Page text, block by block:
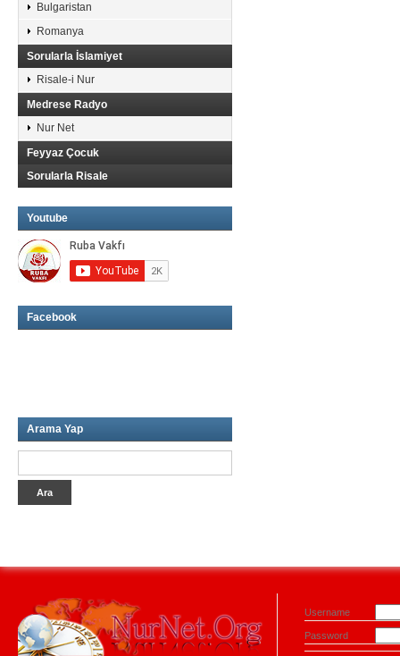
Bulgaristan
Romanya
Sorularla İslamiyet
Risale-i Nur
Medrese Radyo
Nur Net
Feyyaz Çocuk
Sorularla Risale
Youtube
Facebook
Arama Yap
Username
Password